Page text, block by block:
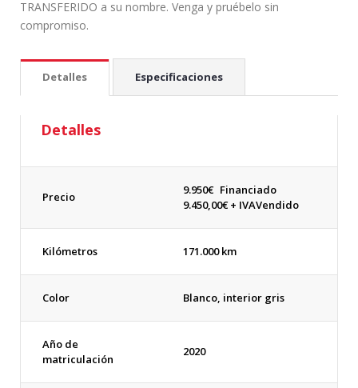
TRANSFERIDO a su nombre. Venga y pruébelo sin
compromiso.
Detalles Especificaciones
Detalles
Precio 9.950€ Financiado
9.450,00€ + IVAVendido
Kilómetros 171.000 km
Color Blanco, interior gris
Año de
matriculación
2020